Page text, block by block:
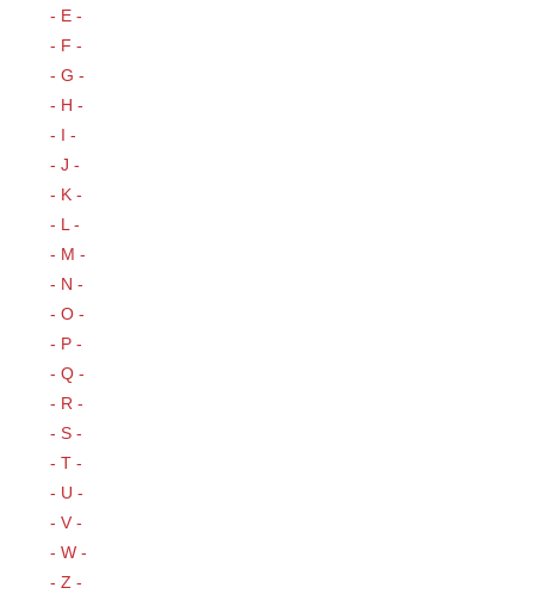
- E -
- F -
- G -
- H -
- I -
- J -
- K -
- L -
- M -
- N -
- O -
- P -
- Q -
- R -
- S -
- T -
- U -
- V -
- W -
- Z -